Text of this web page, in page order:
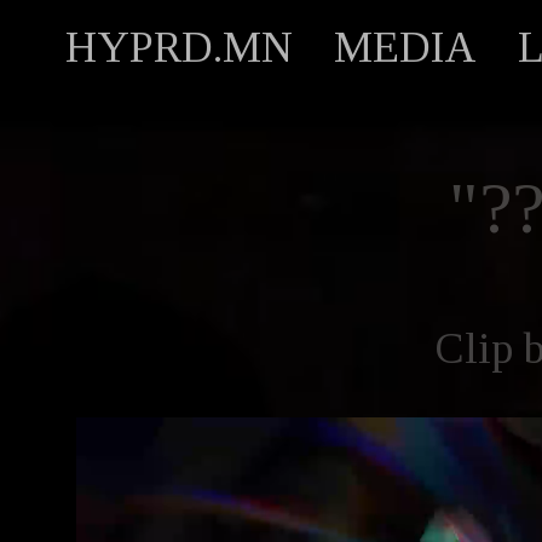
HYPRD.MN MEDIA
Clip